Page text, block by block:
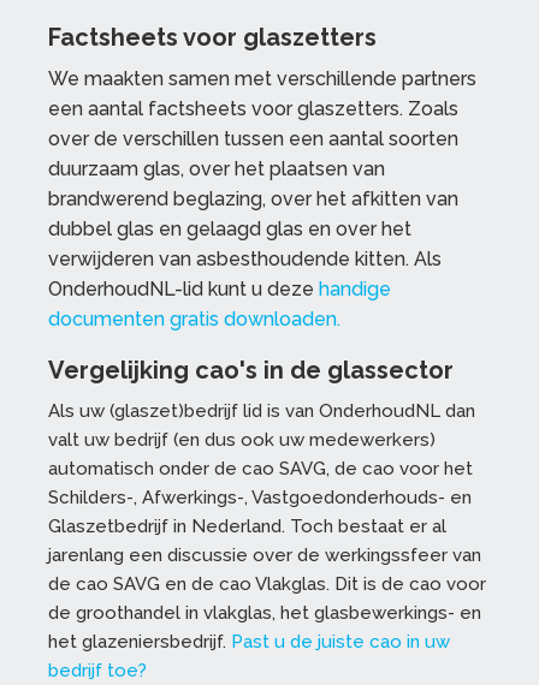
Factsheets voor glaszetters
We maakten samen met verschillende partners
een aantal factsheets voor glaszetters. Zoals
over de verschillen tussen een aantal soorten
duurzaam glas, over het plaatsen van
brandwerend beglazing, over het afkitten van
dubbel glas en gelaagd glas en over het
verwijderen van asbesthoudende kitten. Als
OnderhoudNL-lid kunt u deze handige
documenten gratis downloaden.
Vergelijking cao's in de glassector
Als uw (glaszet)bedrijf lid is van OnderhoudNL dan
valt uw bedrijf (en dus ook uw medewerkers)
automatisch onder de cao SAVG, de cao voor het
Schilders-, Afwerkings-, Vastgoedonderhouds- en
Glaszetbedrijf in Nederland. Toch bestaat er al
jarenlang een discussie over de werkingssfeer van
de cao SAVG en de cao Vlakglas. Dit is de cao voor
de groothandel in vlakglas, het glasbewerkings- en
het glazeniersbedrijf. Past u de juiste cao in uw
bedrijf toe?